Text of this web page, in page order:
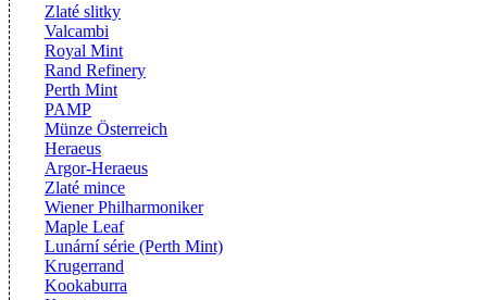
Zlaté slitky
Valcambi
Royal Mint
Rand Refinery
Perth Mint
PAMP
Münze Österreich
Heraeus
Argor-Heraeus
Zlaté mince
Wiener Philharmoniker
Maple Leaf
Lunární série (Perth Mint)
Krugerrand
Kookaburra